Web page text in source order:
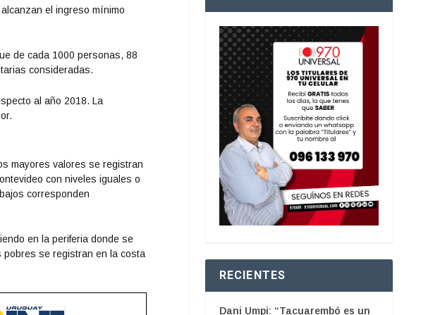
el ingreso mínimo
de cada 1000 personas, 88
consideradas.
al año 2018. La
mayores valores se registran
con niveles iguales o
corresponden
en la periferia donde se
pobres se registran en la costa
RECIENTES
Dani Umpi: “Tacuarembó es un